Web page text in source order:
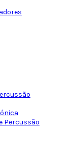
Percussão